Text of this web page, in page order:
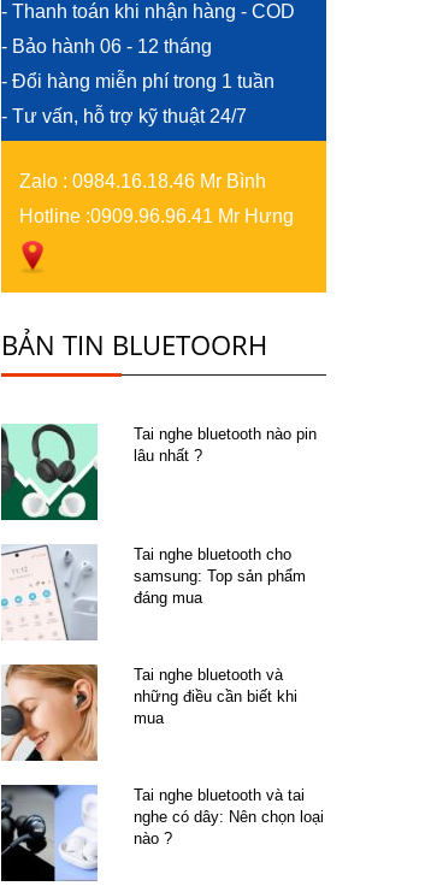
- Thanh toán khi nhận hàng - COD
- Bảo hành 06 - 12 tháng
- Đổi hàng miễn phí trong 1 tuần
- Tư vấn, hỗ trợ kỹ thuật 24/7
Zalo : 0984.16.18.46 Mr Bình
Hotline :0909.96.96.41 Mr Hưng
BẢN TIN BLUETOORH
Tai nghe bluetooth nào pin
lâu nhất ?
Tai nghe bluetooth cho
samsung: Top sản phẩm
đáng mua
Tai nghe bluetooth và
những điều cần biết khi
mua
Tai nghe bluetooth và tai
nghe có dây: Nên chọn loại
nào ?